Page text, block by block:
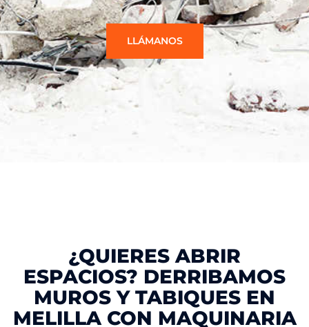
LLÁMANOS
¿QUIERES ABRIR
ESPACIOS? DERRIBAMOS
MUROS Y TABIQUES EN
MELILLA CON MAQUINARIA